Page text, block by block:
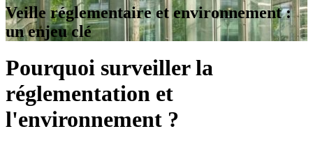
Veille réglementaire et environnement :
un enjeu clé
Pourquoi surveiller la
réglementation et
l'environnement ?